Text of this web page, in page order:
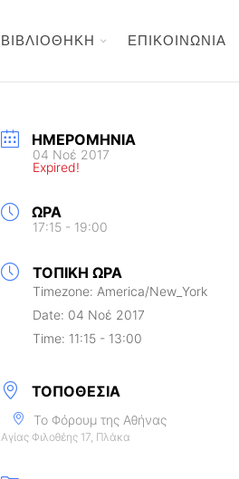
ΒΙΒΛΙΟΘΗΚΗ ΕΠΙΚΟΙΝΩΝΙΑ
ΗΜΕΡΟΜΗΝΊΑ
04 Νοέ 2017
Expired!
ΏΡΑ
17:15 - 19:00
ΤΟΠΙΚΉ ΏΡΑ
Timezone: America/New_York
Date: 04 Νοέ 2017
Time: 11:15 - 13:00
ΤΟΠΟΘΕΣΊΑ
Το Φόρουμ της Αθήνας
Αγίας Φιλοθέης 17, Πλάκα